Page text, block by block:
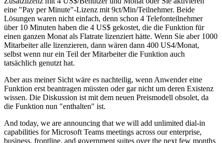
eine "Pay per Minute"-Lizenz mit 9ct/Min/Teilnehmer. Beide
Lösungen waren nicht einfach, denn schon 4 Telefonteilnehmer
über 10 Minuten haben die 4 US$ gekostet, die die Funktion für
einen ganzen Monat als Flatrate lizenziert hätte. Wenn Sie aber 1000
Mitarbeiter alle lizenzieren, dann wären dann 400 US4/Monat,
selbst wenn nur ein Teil der Mitarbeiter die Funktion auch
tatsächlich genutzt hat.
Aber aus meiner Sicht wäre es nachteilig, wenn Anwender eine
Funktion erst beantragen müssten oder gar nicht um deren Existenz
wissen. Die Diskussion ist mit dem neuen Preismodell obsolet, da
die Funktion nun "enthalten" ist.
And today, we are announcing that we will add unlimited dial-in
capabilities for Microsoft Teams meetings across our enterprise,
business, frontline, and government suites over the next few months